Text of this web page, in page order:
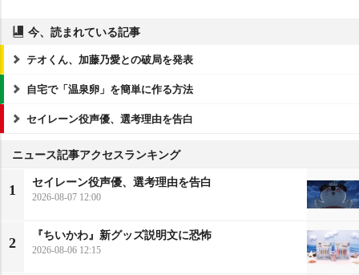
今、読まれている記事
テオくん、加藤乃愛との破局を発表
自宅で「温泉卵」を簡単に作る方法
セイレーン役声優、選考理由を告白
ニュース記事アクセスランキング
1
セイレーン役声優、選考理由を告白
2026-08-07 12:00
2
『ちいかわ』新グッズ説明文に恐怖
2026-08-06 12:15